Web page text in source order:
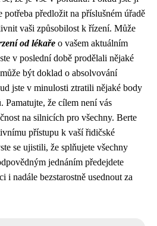
potřeba předložit na příslušném úřadě
vaši způsobilost k řízení. Může
od lékaře o vašem aktuálním
v poslední době prodělali nějaké
být doklad o absolvování
jste v minulosti ztratili nějaké body
Pamatujte, že cílem není vás
na silnicích pro všechny. Berte
přístupu k vaší řidičské
se ujistili, že splňujete všechny
jednáním předejdete
i nadále bezstarostně usednout za